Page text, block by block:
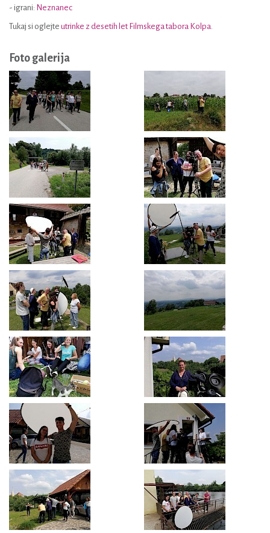
- igrani: Neznanec
Tukaj si oglejte utrinke z desetih let Filmskega tabora Kolpa.
Foto galerija